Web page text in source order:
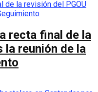
recta final de la
la reunión de la